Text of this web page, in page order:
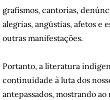
grafismos, cantorias,
alegrias, angústias, afetos e
outras manifestações.
Portanto, a literatura
continuidade à luta dos
antepassados, mostrando